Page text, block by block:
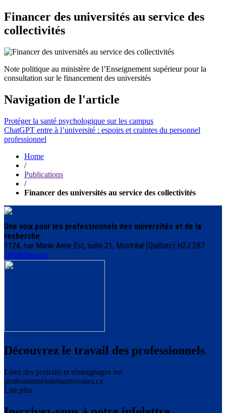
Financer des universités au service des
collectivités
Note politique au ministère de l’Enseignement supérieur pour la
consultation sur le financement des universités
Navigation de l'article
Protéger la santé psychologique sur les campus
ChatGPT entre à l’université : espoirs et craintes du personnel
professionnel
Home
/
Publications
/
Financer des universités au service des collectivités
Une voix pour les professionnels des universités et de la
recherche
1124, rue Marie-Anne Est, suite 21, Montréal (Québec) H2J 2B7
info@fppu.ca
Découvrez le travail des professionnels
Lisez des portraits et témoignages sur
professionnelsdesuniversites.ca
Lire plus